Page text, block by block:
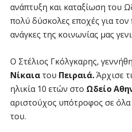
ανάπτυξη και καταξίωση του
πολύ δύσκολες εποχές για τον
ανάγκες της κοινωνίας μας
Ο Στέλιος Γκόλγκαρης,
Νίκαιατου Πειραιά.Άρχισε
ηλικία 10 ετών στο Ωδείο
αριστούχος υπότροφος σε
του.